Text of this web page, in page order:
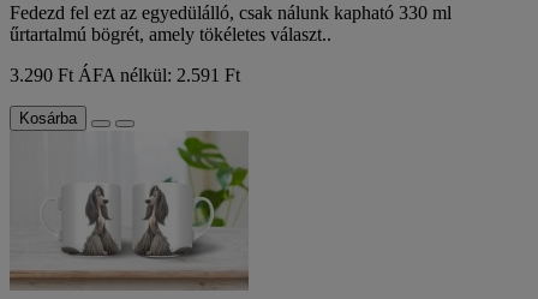
Fedezd fel ezt az egyedülálló, csak nálunk kapható 330 ml
űrtartalmú bögrét, amely tökéletes választ..
3.290 Ft ÁFA nélkül: 2.591 Ft
Kosárba